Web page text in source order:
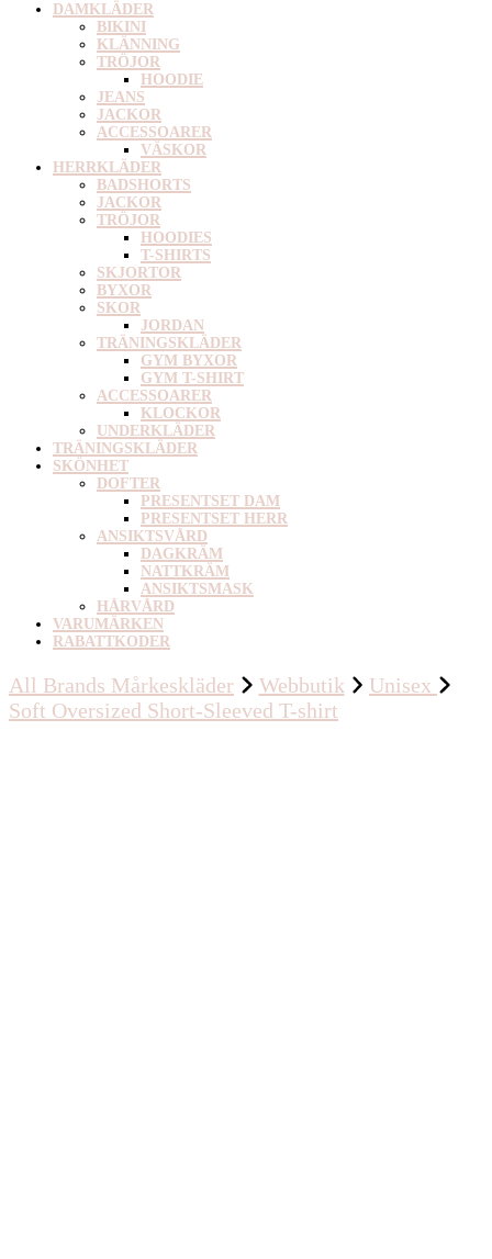
DAMKLÄDER
BIKINI
KLÄNNING
TRÖJOR
HOODIE
JEANS
JACKOR
ACCESSOARER
VÄSKOR
HERRKLÄDER
BADSHORTS
JACKOR
TRÖJOR
HOODIES
T-SHIRTS
SKJORTOR
BYXOR
SKOR
JORDAN
TRÄNINGSKLÄDER
GYM BYXOR
GYM T-SHIRT
ACCESSOARER
KLOCKOR
UNDERKLÄDER
TRÄNINGSKLÄDER
SKÖNHET
DOFTER
PRESENTSET DAM
PRESENTSET HERR
ANSIKTSVÅRD
DAGKRÄM
NATTKRÄM
ANSIKTSMASK
HÅRVÅRD
VARUMÄRKEN
RABATTKODER
All Brands Mårkeskläder Webbutik
Unisex
Soft Oversized Short-Sleeved T-shirt